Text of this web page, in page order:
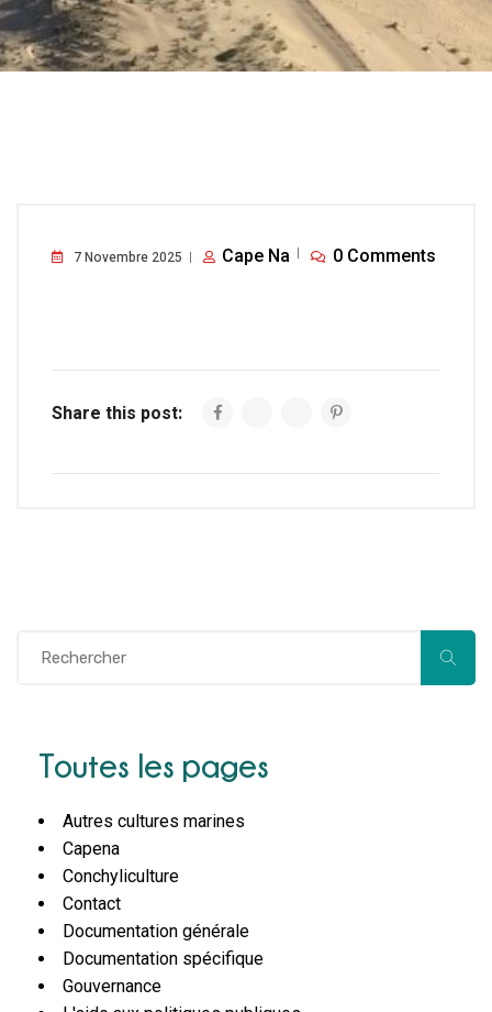
7 Novembre 2025 Cape Na 0 Comments
Share this post:
Toutes les pages
Autres cultures marines
Capena
Conchyliculture
Contact
Documentation générale
Documentation spécifique
Gouvernance